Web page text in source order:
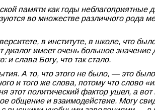
памяти как годы
во множестве различного рода
в институте, в школе, что
диалог имеет очень большое
слава Богу, что так стало.
А то, что этого не было, — это
и того же слова, потому что слово
этот политический фактор ушел, а
общение и взаимодействие. Могу